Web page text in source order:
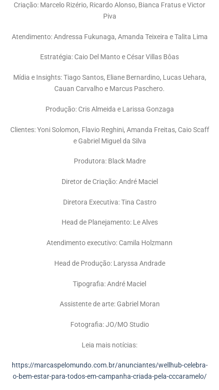
Criação: Marcelo Rizério, Ricardo Alonso, Bianca Fratus e Victor
Piva
Atendimento: Andressa Fukunaga, Amanda Teixeira e Talita Lima
Estratégia: Caio Del Manto e César Villas Bôas
Mídia e Insights: Tiago Santos, Eliane Bernardino, Lucas Uehara,
Cauan Carvalho e Marcus Paschero.
Produção: Cris Almeida e Larissa Gonzaga
Clientes: Yoni Solomon, Flavio Reghini, Amanda Freitas, Caio Scaff
e Gabriel Miguel da Silva
Produtora: Black Madre
Diretor de Criação: André Maciel
Diretora Executiva: Tina Castro
Head de Planejamento: Le Alves
Atendimento executivo: Camila Holzmann
Head de Produção: Laryssa Andrade
Tipografia: André Maciel
Assistente de arte: Gabriel Moran
Fotografia: JO/MO Studio
Leia mais notícias:
https://marcaspelomundo.com.br/anunciantes/wellhub-celebra-
o-bem-estar-para-todos-em-campanha-criada-pela-cccaramelo/